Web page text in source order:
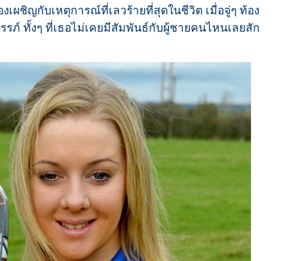
เผชิญกับเหตุการณ์ที่เลวร้ายที่สุดในชีวิต เมื่อจู่ๆ ท้อง
รภ์ ทั้งๆ ที่เธอไม่เคยมีสัมพันธ์กับผู้ชายคนไหนเลยสัก